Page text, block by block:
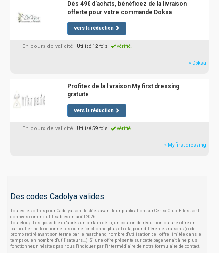
Dès 49€ d'achats, bénéficez de la livraison
offerte pour votre commande Doksa
vers la réduction
En cours de validité | Utilisé 12 fois vérifié !
» Doksa
Profitez de la livraison My first dressing
gratuite
vers la réduction
En cours de validité | Utilisé 59 fois vérifié !
» My first dressing
Des codes Cadolya valides
Toutes les offres pour Cadolya sont testées avant leur publication sur CeriseClub. Elles sont
données comme utilisables en août 2026.
Toutefois, il est possible qu'après un certain délai, un coupon de réduction ou une offre en
particulier ne fonctionne pas ou ne fonctionne plus, et cela, pour différentes raisons (code
promo retiré avant son terme par le marchand, nombre d'utilisation de l'offre limitée dans le
temps ou en nombre d'utilisateurs...). Si une offre présente sur cette page venait à ne plus
fonctionner, n'hésitez pas nous l'indiquer par l'intermédiaire de notre formulaire de contact.